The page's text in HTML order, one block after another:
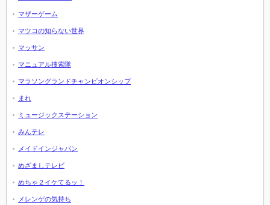
マザーゲーム
マツコの知らない世界
マッサン
マニュアル捜索隊
マラソングランドチャンピオンシップ
まれ
ミュージックステーション
みんテレ
メイドインジャパン
めざましテレビ
めちゃ２イケてるッ！
メレンゲの気持ち